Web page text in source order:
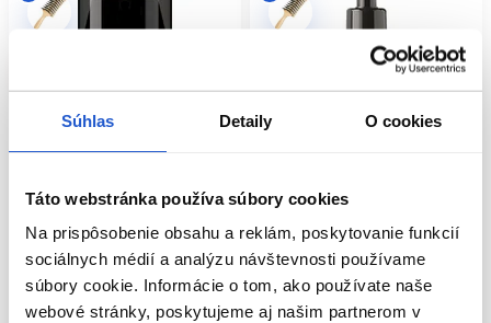
Súhlas Detaily O cookies
Táto webstránka používa súbory cookies
Na prispôsobenie obsahu a reklám, poskytovanie funkcií
sociálnych médií a analýzu návštevnosti používame
súbory cookie. Informácie o tom, ako používate naše
webové stránky, poskytujeme aj našim partnerom v
Oficiálna distribúcia
L'Oréal Professionnel Metal Detox
ochranný krém proti kovovým
Oficiálna distribúcia
L'Oréal Professionnel Absolut
Repair šampón na poškodené